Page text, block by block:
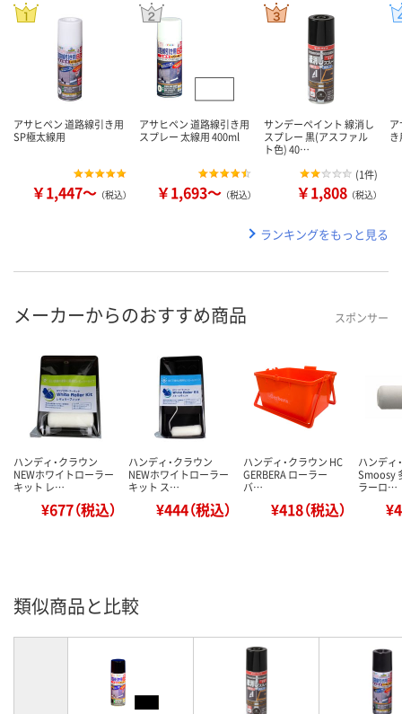
アサヒペン 道路線引き用
SP極太線用
￥1,447～ （税込）
アサヒペン 道路線引き用
スプレー 太線用 400ml
￥1,693～ （税込）
サンデーペイント 線消し
スプレー 黒(アスファル
ト色) 40…
(1件)
￥1,808 （税込）
ランキングをもっと見る
メーカーからのおすすめ商品 スポンサー
ハンディ・クラウン
NEWホワイトローラー
キット レ…
¥677（税込）
ハンディ・クラウン
NEWホワイトローラー
キット ス…
¥444（税込）
ハンディ・クラウン HC
GERBERA ローラー
バ…
¥418（税込）
ハンディ
Smoosy
ラーロ…
類似商品と比較